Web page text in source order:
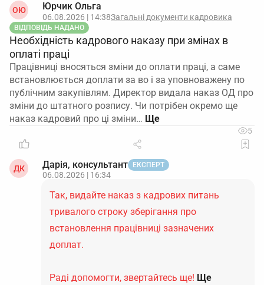
ОЮ Юрчик Ольга
06.08.2026 | 14:38Загальні документи кадровика
ВІДПОВІДЬ НАДАНО
Необхідність кадрового наказу при змінах в
оплаті праці
Працівниці вносяться зміни до оплати праці, а саме
встановлюється доплати за во і за уповноважену по
публічним закупівлям. Директор видала наказ ОД про
зміни до штатного розпису. Чи потрібен окремо ще
наказ кадровий про ці зміни…
5
ДК Дарія, консультант ЕКСПЕРТ
06.08.2026 | 16:34
Так, видайте наказ з кадрових питань
тривалого строку зберігання про
встановлення працівниці зазначених
доплат.
Раді допомогти, звертайтесь ще! Ще